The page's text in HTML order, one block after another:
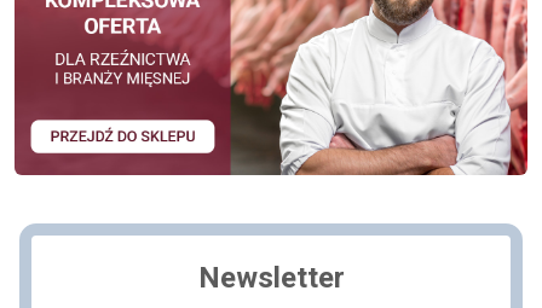
Newsletter